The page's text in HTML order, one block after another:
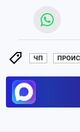
ЧП